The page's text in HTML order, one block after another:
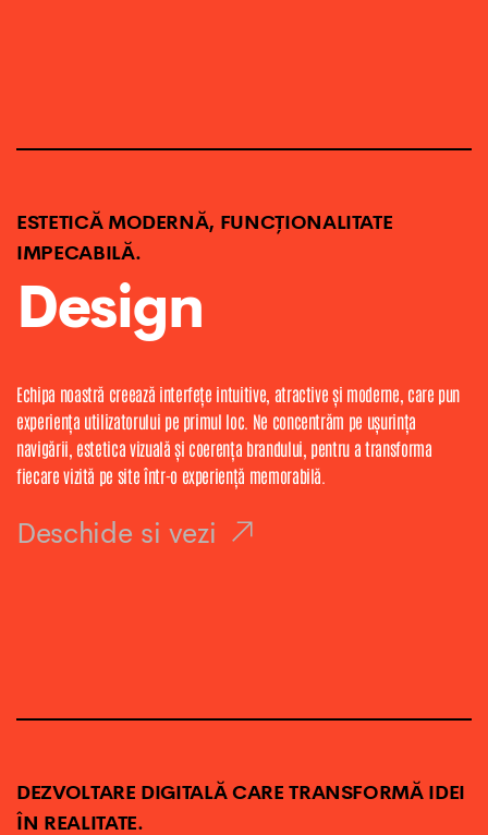
ESTETICĂ MODERNĂ, FUNCȚIONALITATE
IMPECABILĂ.
Design
Echipa noastră creează interfețe intuitive, atractive și moderne, care pun
experiența utilizatorului pe primul loc. Ne concentrăm pe ușurința
navigării, estetica vizuală și coerența brandului, pentru a transforma
fiecare vizită pe site într-o experiență memorabilă.
Deschide si vezi
DEZVOLTARE DIGITALĂ CARE TRANSFORMĂ IDEI
ÎN REALITATE.